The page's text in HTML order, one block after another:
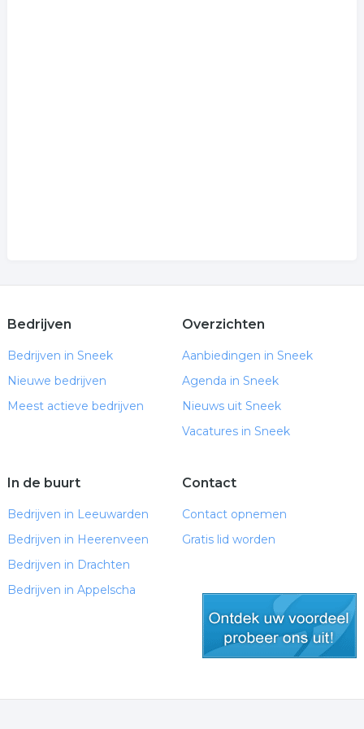
Bedrijven
Bedrijven in Sneek
Nieuwe bedrijven
Meest actieve bedrijven
Overzichten
Aanbiedingen in Sneek
Agenda in Sneek
Nieuws uit Sneek
Vacatures in Sneek
In de buurt
Bedrijven in Leeuwarden
Bedrijven in Heerenveen
Bedrijven in Drachten
Bedrijven in Appelscha
Contact
Contact opnemen
Gratis lid worden